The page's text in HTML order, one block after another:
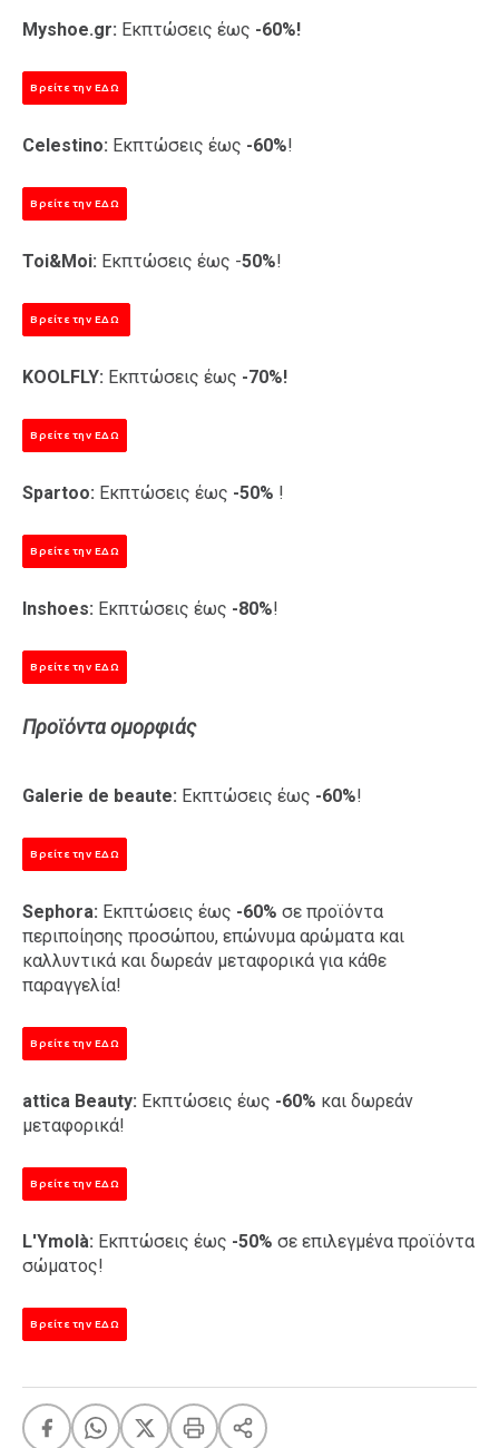
Myshoe.gr: Εκπτώσεις έως -60%!
Βρείτε την ΕΔΩ
Celestino: Εκπτώσεις έως -60%!
Βρείτε την ΕΔΩ
Toi&Moi: Εκπτώσεις έως -50%!
Βρείτε την ΕΔΩ
KOOLFLY: Εκπτώσεις έως -70%!
Βρείτε την ΕΔΩ
Spartoo: Εκπτώσεις έως -50% !
Βρείτε την ΕΔΩ
Inshoes: Εκπτώσεις έως -80%!
Βρείτε την ΕΔΩ
Προϊόντα ομορφιάς
Galerie de beaute: Εκπτώσεις έως -60%!
Βρείτε την ΕΔΩ
Sephora: Εκπτώσεις έως -60% σε προϊόντα
περιποίησης προσώπου, επώνυμα αρώματα και
καλλυντικά και δωρεάν μεταφορικά για κάθε
παραγγελία!
Βρείτε την ΕΔΩ
attica Beauty: Εκπτώσεις έως -60% και δωρεάν
μεταφορικά!
Βρείτε την ΕΔΩ
L'Ymolà: Εκπτώσεις έως -50% σε επιλεγμένα προϊόντα
σώματος!
Βρείτε την ΕΔΩ